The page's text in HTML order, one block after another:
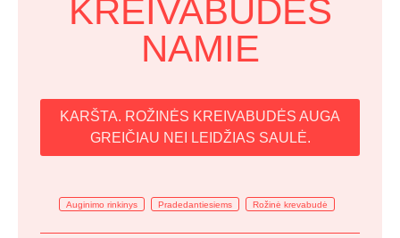
KREIVABUDĖS
NAMIE
KARŠTA. ROŽINĖS KREIVABUDĖS AUGA
GREIČIAU NEI LEIDŽIAS SAULĖ.
Auginimo rinkinys Pradedantiesiems Rožinė krevabudė